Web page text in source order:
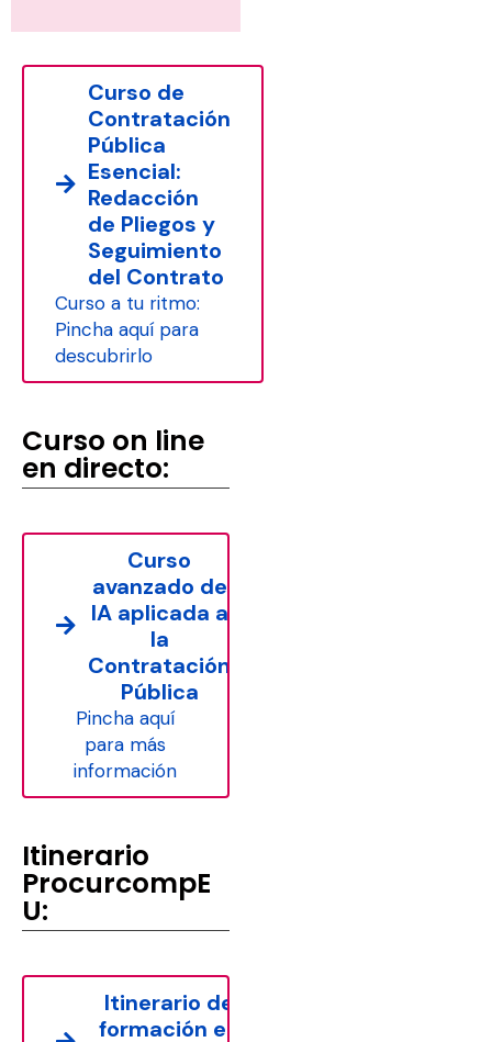
Curso de
Contratación
Pública
Esencial:
Redacción
de Pliegos y
Seguimiento
del Contrato
Curso a tu ritmo:
Pincha aquí para
descubrirlo
Curso on line
en directo:
Curso
avanzado de
IA aplicada a
la
Contratación
Pública
Pincha aquí
para más
información
Itinerario
ProcurcompE
U:
Itinerario de
formación en